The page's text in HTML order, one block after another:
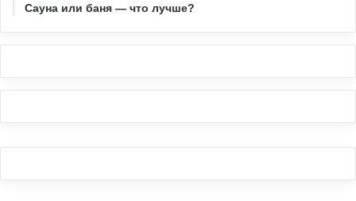
Сауна или баня — что лучше?